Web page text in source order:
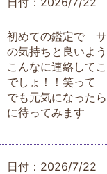
初めての鑑定で
の気持ちと良いよ
こんなに連絡して
でしょ！！笑って
でも元気になった
に待ってみます
日付：2026/7/22